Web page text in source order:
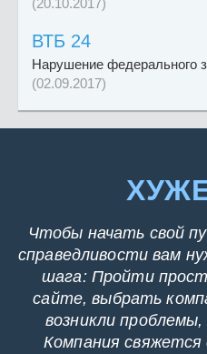
(20.10.2017)
ВТБ 24
Нарушение федерального
(02.09.2017)
Чтобы начать свой
справедливости вам
шага: Пройти
сайте, выбрать
возникли
Компания